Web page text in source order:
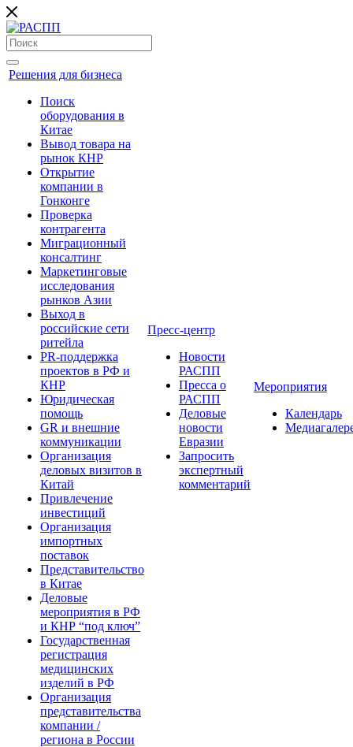
Решения для бизнеса
Поиск
оборудования в
Китае
Вывод товара на
рынок КНР
Открытие
компании в
Гонконге
Проверка
контрагента
Миграционный
консалтинг
Маркетинговые
исследования
рынков Азии
Выход в
российские сети
ритейла
PR-поддержка
проектов в РФ и
КНР
Юридическая
помощь
GR и внешние
коммуникации
Организация
деловых визитов в
Китай
Привлечение
инвестиций
Организация
импортных
поставок
Представительство
в Китае
Деловые
мероприятия в РФ
и КНР “под ключ”
Государственная
регистрация
медицинских
изделий в РФ
Организация
представительства
компании /
региона в России
Пресс-центр
Новости
РАСПП
Пресса о
РАСПП
Деловые
новости
Евразии
Запросить
экспертный
комментарий
Мероприятия
Календарь